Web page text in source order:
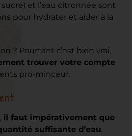
et l’eau citronnée sont
pour hydrater et aider à la
? Pourtant c’est bien vrai,
trouver votre compte
pro-minceur.
il faut impérativement que
suffisante d’eau.